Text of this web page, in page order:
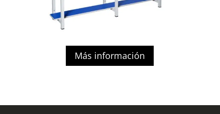
Más información